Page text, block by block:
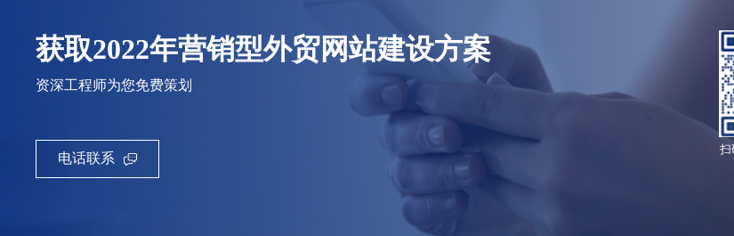
获取2022年营销型外贸网站建设方案
资深工程师为您免费策划
电话联系
扫